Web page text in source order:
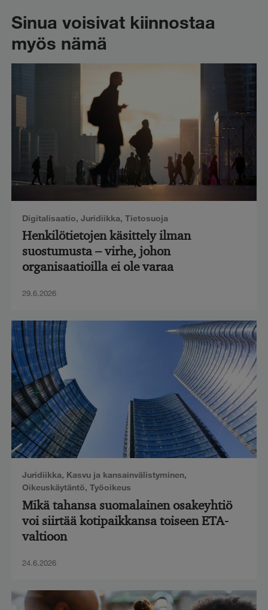
Sinua voisivat kiinnostaa
myös nämä
Digitalisaatio, Juridiikka, Tietosuoja
Henkilötietojen käsittely ilman
suostumusta – virhe, johon
organisaatioilla ei ole varaa
29.6.2026
Juridiikka, Kasvu ja kansainvälistyminen,
Oikeuskäytäntö, Työoikeus
Mikä tahansa suomalainen osakeyhtiö
voi siirtää kotipaikkansa toiseen ETA-
valtioon
24.6.2026